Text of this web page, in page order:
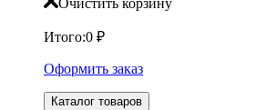
Очистить корзину
Итого:0 ₽
Оформить заказ
Каталог товаров